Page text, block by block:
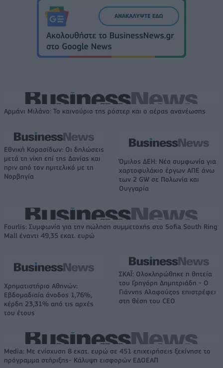
Αρμάνι Μιλάνο: Το καινούριο της ρόστερ και ο αέρας ανανέωσης
Εθνική Κορασίδων: Οι δηλώσεις
μετά τη νίκη επί της Δανίας και
πριν από τον ημιτελικό με τη
Νορβηγία
Όμιλος ΔΕΗ: Νέα συμφωνία για
χαρτοφυλάκιο έργων ΑΠΕ άνω
των 2 GW σε Πολωνία και
Ουγγαρία
Fourlis: Συμφωνία για την πώληση συμμετοχής στο Sofia South Ring
Mall έναντι 49,35 εκατ. ευρώ
Χρηματιστήριο Αθηνών:
Εβδομαδιαία άνοδος 1,76%,
κέρδη 23,31% από τις αρχές
του έτους
ΣΚΑΪ: Ολοκληρώθηκε η θητεία
του Γρηγόρη Δημητριάδη - Ο
Γιάννης Αλαφούζος επιστρέφει
στη θέση του CEO
Media: Με ενίσχυση 8 εκατ. ευρώ σε 451 επιχειρήσεις ξεκίνησε το
πρόγραμμα στήριξης- Κάλυψη εισφορών ΕΔΟΕΑΠ